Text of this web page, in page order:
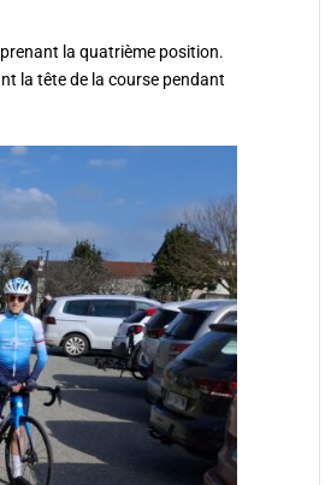
prenant la quatrième position.
la tête de la course pendant